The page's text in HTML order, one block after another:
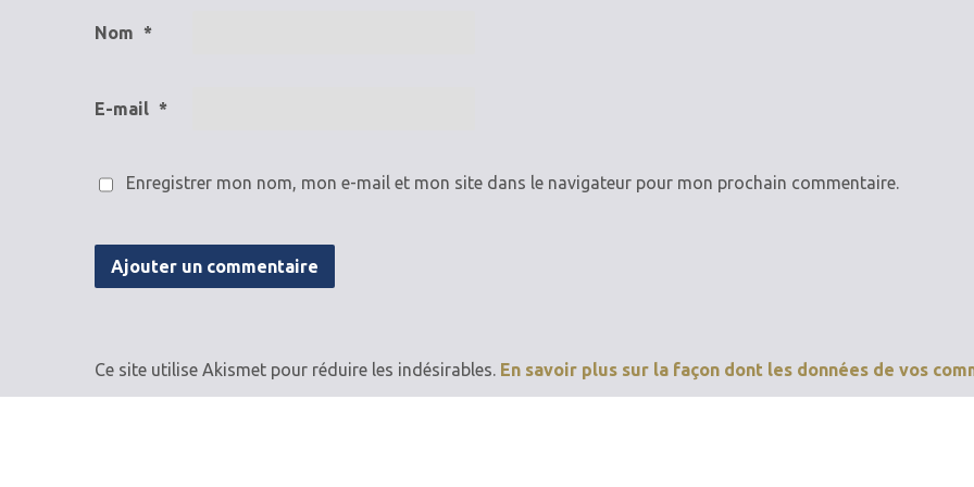
Nom *
E-mail *
Enregistrer mon nom, mon e-mail et mon site dans le navigateur pour mon prochain commentaire.
Ce site utilise Akismet pour réduire les indésirables. En savoir plus sur la façon dont les données de vos